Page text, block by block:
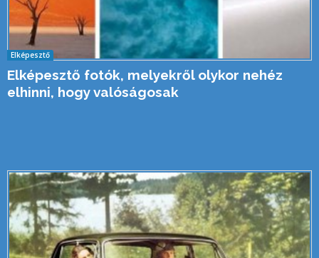
Elképesztő
Elképesztő fotók, melyekről olykor nehéz
elhinni, hogy valóságosak